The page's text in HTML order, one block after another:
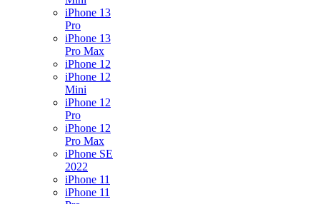
iPhone 13
Pro
iPhone 13
Pro Max
iPhone 12
iPhone 12
Mini
iPhone 12
Pro
iPhone 12
Pro Max
iPhone SE
2022
iPhone 11
iPhone 11